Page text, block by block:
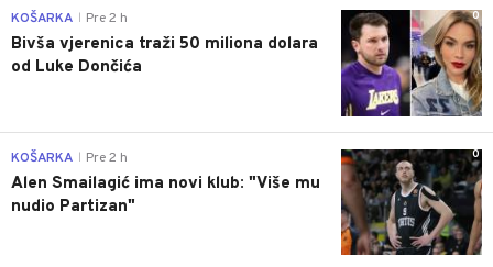
0
KOŠARKA Pre 2 h
Bivša vjerenica traži 50 miliona dolara
od Luke Dončića
0
KOŠARKA Pre 2 h
Alen Smailagić ima novi klub: "Više mu
nudio Partizan"